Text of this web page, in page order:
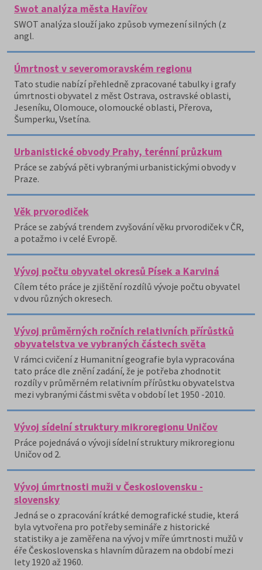
Swot analýza města Havířov
SWOT analýza slouží jako způsob vymezení silných (z
angl.
Úmrtnost v severomoravském regionu
Tato studie nabízí přehledně zpracované tabulky i grafy
úmrtnosti obyvatel z měst Ostrava, ostravské oblasti,
Jeseníku, Olomouce, olomoucké oblasti, Přerova,
Šumperku, Vsetína.
Urbanistické obvody Prahy, terénní průzkum
Práce se zabývá pěti vybranými urbanistickými obvody v
Praze.
Věk prvorodiček
Práce se zabývá trendem zvyšování věku prvorodiček v ČR,
a potažmo i v celé Evropě.
Vývoj počtu obyvatel okresů Písek a Karviná
Cílem této práce je zjištění rozdílů vývoje počtu obyvatel
v dvou různých okresech.
Vývoj průměrných ročních relativních přírůstků
obyvatelstva ve vybraných částech světa
V rámci cvičení z Humanitní geografie byla vypracována
tato práce dle znění zadání, že je potřeba zhodnotit
rozdíly v průměrném relativním přírůstku obyvatelstva
mezi vybranými částmi světa v období let 1950 -2010.
Vývoj sídelní struktury mikroregionu Uničov
Práce pojednává o vývoji sídelní struktury mikroregionu
Uničov od 2.
Vývoj úmrtnosti muži v Československu -
slovensky
Jedná se o zpracování krátké demografické studie, která
byla vytvořena pro potřeby semináře z historické
statistiky a je zaměřena na vývoj v míře úmrtnosti mužů v
éře Československa s hlavním důrazem na období mezi
lety 1920 až 1960.